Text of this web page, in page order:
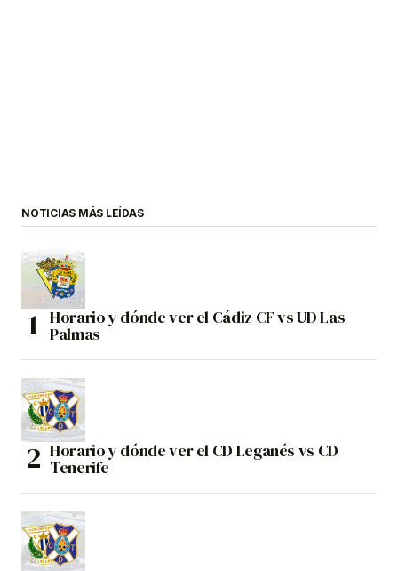
NOTICIAS MÁS LEÍDAS
Horario y dónde ver el Cádiz CF vs UD Las
Palmas
Horario y dónde ver el CD Leganés vs CD
Tenerife